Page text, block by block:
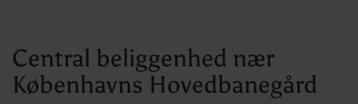
Central beliggenhed nær
Københavns Hovedbanegård